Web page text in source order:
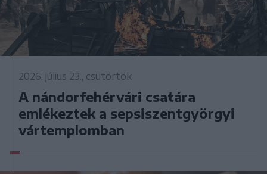
2026. július 23., csütörtök
A nándorfehérvári csatára
emlékeztek a sepsiszentgyörgyi
vártemplomban